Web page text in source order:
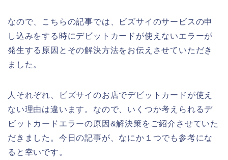
なので、こちらの記事では、ビズサイのサービスの申
し込みをする時にデビットカードが使えないエラーが
発生する原因とその解決方法をお伝えさせていただき
ました。
人それぞれ、ビズサイのお店でデビットカードが使え
ない理由は違います。なので、いくつか考えられるデ
ビットカードエラーの原因&解決策をご紹介させていた
だきました。今日の記事が、なにか１つでも参考にな
ると幸いです。